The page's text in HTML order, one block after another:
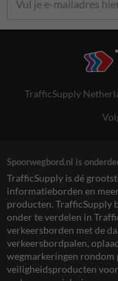
TrafficSupply
Spoorwegbord.nl is
TrafficSupply is dé
informatieborden en
producten. TrafficSupply
onder te verdelen in
verkeersborden met de
verkeersbordpalen,
wegmarkeringen
veiligheidsproducten